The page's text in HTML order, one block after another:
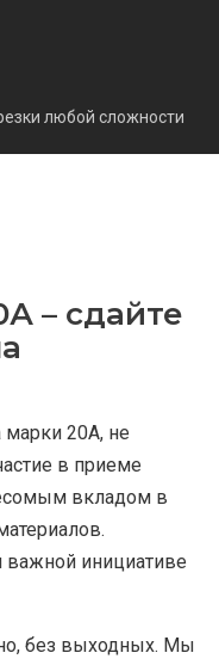
любой сложности
– сдайте
марки 20A, не
в приеме
вкладом в
важной инициативе
без выходных. Мы